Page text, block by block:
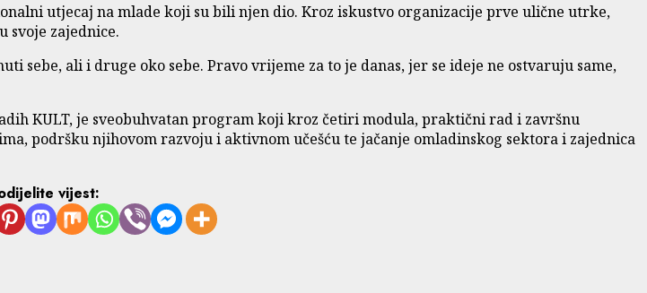
utjecaj na mlade koji su bili njen dio. Kroz iskustvo organizacije prve ulične utrke,
svoje zajednice.
ali i druge oko sebe. Pravo vrijeme za to je danas, jer se ideje ne ostvaruju same,
KULT, je sveobuhvatan program koji kroz četiri modula, praktični rad i završnu
podršku njihovom razvoju i aktivnom učešću te jačanje omladinskog sektora i zajednica
vijest: